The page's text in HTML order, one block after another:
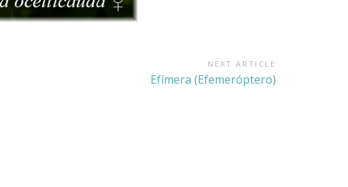
NEXT ARTICLE
Next
Efímera (Efemeróptero)